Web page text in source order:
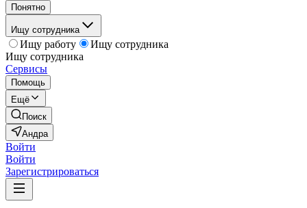
Понятно
Ищу сотрудника
Ищу работу
Ищу сотрудника
Ищу сотрудника
Сервисы
Помощь
Ещё
Поиск
Андра
Войти
Войти
Зарегистрироваться